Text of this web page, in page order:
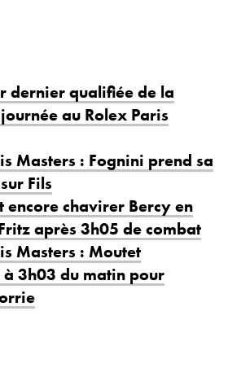
dernier qualifiée de la
au Rolex Paris
Masters : Fognini prend sa
Fils
encore chavirer Bercy en
après 3h05 de combat
Masters : Moutet
à 3h03 du matin pour